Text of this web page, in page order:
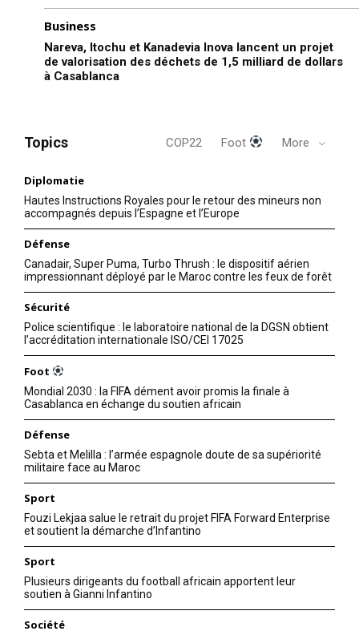
Business
Nareva, Itochu et Kanadevia Inova lancent un projet
de valorisation des déchets de 1,5 milliard de dollars
à Casablanca
Topics COP22 Foot More
Diplomatie
Hautes Instructions Royales pour le retour des mineurs non
accompagnés depuis l’Espagne et l’Europe
Défense
Canadair, Super Puma, Turbo Thrush : le dispositif aérien
impressionnant déployé par le Maroc contre les feux de forêt
Sécurité
Police scientifique : le laboratoire national de la DGSN obtient
l’accréditation internationale ISO/CEI 17025
Foot
Mondial 2030 : la FIFA dément avoir promis la finale à
Casablanca en échange du soutien africain
Défense
Sebta et Melilla : l’armée espagnole doute de sa supériorité
militaire face au Maroc
Sport
Fouzi Lekjaa salue le retrait du projet FIFA Forward Enterprise
et soutient la démarche d’Infantino
Sport
Plusieurs dirigeants du football africain apportent leur
soutien à Gianni Infantino
Société